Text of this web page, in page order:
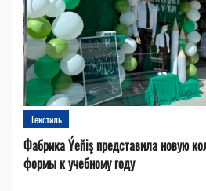
Текстиль
Фабрика Ýeňiş представила новую
формы к учебному году